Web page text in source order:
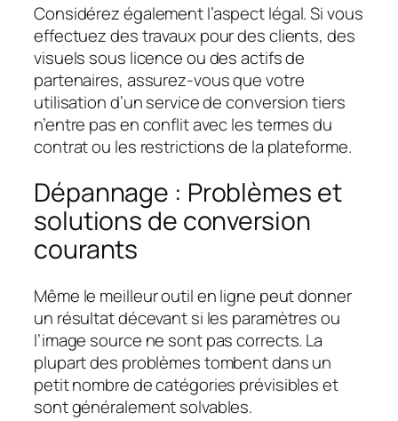
Considérez également l’aspect légal. Si vous
effectuez des travaux pour des clients, des
visuels sous licence ou des actifs de
partenaires, assurez-vous que votre
utilisation d’un service de conversion tiers
n’entre pas en conflit avec les termes du
contrat ou les restrictions de la plateforme.
Dépannage : Problèmes et
solutions de conversion
courants
Même le meilleur outil en ligne peut donner
un résultat décevant si les paramètres ou
l’image source ne sont pas corrects. La
plupart des problèmes tombent dans un
petit nombre de catégories prévisibles et
sont généralement solvables.